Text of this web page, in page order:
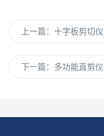
上一篇： 十字板剪切
下一篇： 多功能直剪